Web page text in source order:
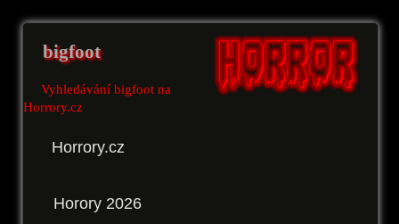
bigfoot
Vyhledávání bigfoot na
Horrory.cz
Horrory.cz
Horory 2026